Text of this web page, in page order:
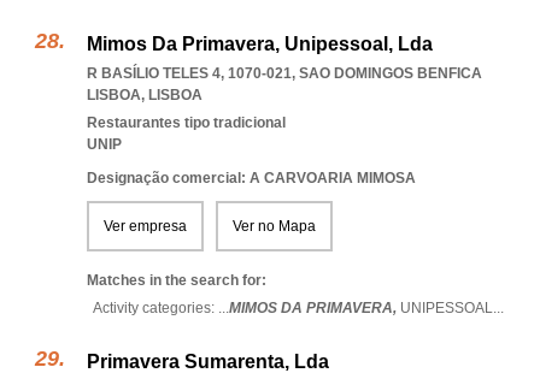
Mimos Da Primavera, Unipessoal, Lda
R BASÍLIO TELES 4, 1070-021, SAO DOMINGOS BENFICA
LISBOA, LISBOA
Restaurantes tipo tradicional
UNIP
Designação comercial: A CARVOARIA MIMOSA
Ver empresa Ver no Mapa
Matches in the search for:
Activity categories: ...MIMOS DA PRIMAVERA, UNIPESSOAL...
Primavera Sumarenta, Lda